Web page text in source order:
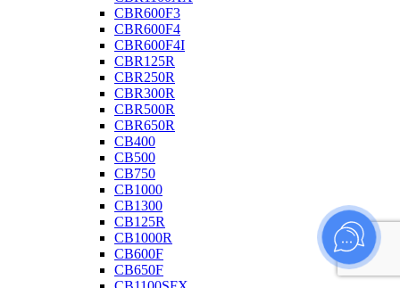
CBR600F3
CBR600F4
CBR600F4I
CBR125R
CBR250R
CBR300R
CBR500R
CBR650R
CB400
CB500
CB750
CB1000
CB1300
CB125R
CB1000R
CB600F
CB650F